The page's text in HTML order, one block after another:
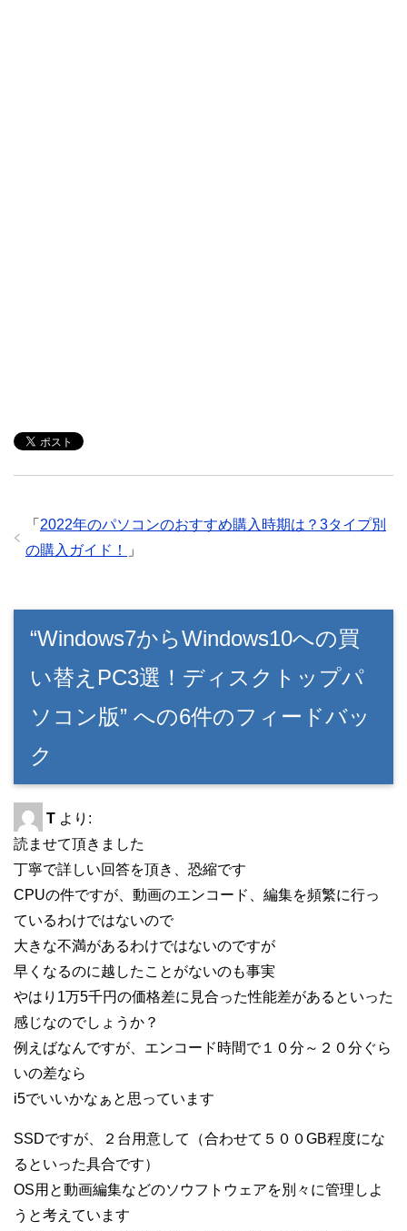
「 2022年のパソコンのおすすめ購入時期は？3タイプ別
の購入ガイド！
」
“Windows7からWindows10への買
い替えPC3選！ディスクトップパ
ソコン版” への6件のフィードバッ
ク
T より:
読ませて頂きました
丁寧で詳しい回答を頂き、恐縮です
CPUの件ですが、動画のエンコード、編集を頻繁に行っ
ているわけではないので
大きな不満があるわけではないのですが
早くなるのに越したことがないのも事実
やはり1万5千円の価格差に見合った性能差があるといった
感じなのでしょうか？
例えばなんですが、エンコード時間で１０分～２０分ぐら
いの差なら
i5でいいかなぁと思っています
SSDですが、２台用意して（合わせて５００GB程度にな
るといった具合です）
OS用と動画編集などのソウフトウェアを別々に管理しよ
うと考えています